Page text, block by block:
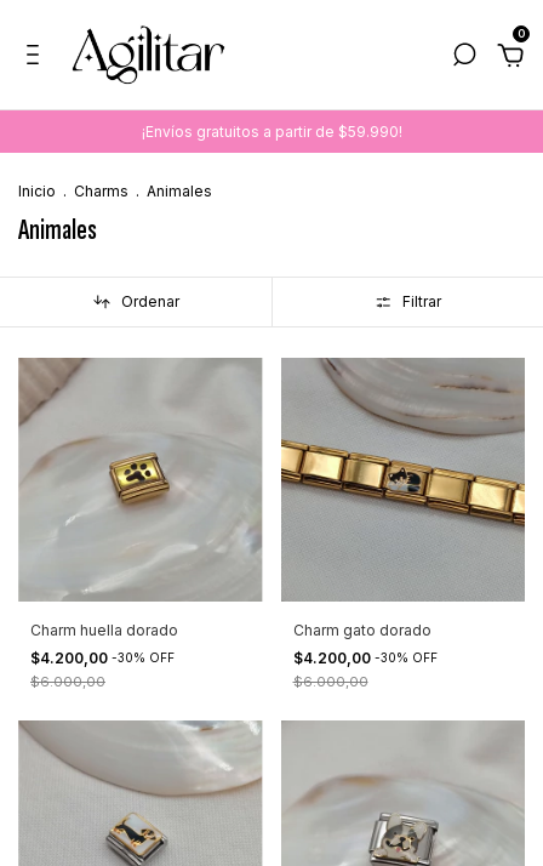
0
¡Envíos gratuitos a partir de $59.990!
Inicio . Charms . Animales
Animales
Ordenar Filtrar
Charm huella dorado
$4.200,00 -30% OFF
$6.000,00
Charm gato dorado
$4.200,00 -30% OFF
$6.000,00